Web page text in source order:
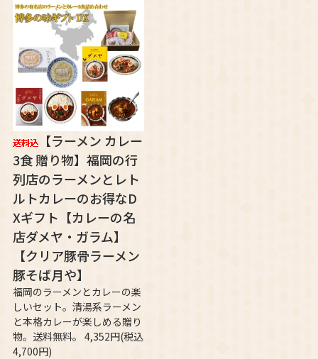
【ラーメン カレー
3食 贈り物】福岡の行
列店のラーメンとレト
ルトカレーのお得なD
Xギフト【カレーの名
店ダメヤ・ガラム】
【クリア豚骨ラーメン
豚そば月や】
福岡のラーメンとカレーの楽
しいセット。清湯系ラーメン
と本格カレーが楽しめる贈り
物。送料無料。 4,352円(税込
4,700円)